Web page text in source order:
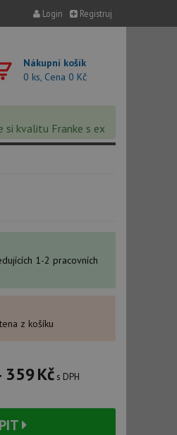
Login Registruj
Nákupní košík
0 ks, Cena 0 Kč
Franke s extra 5% slevou –
1-2 pracovních
z košíku
359Kč s DPH